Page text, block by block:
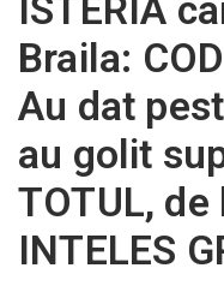
g
l
e
n
–
d
e
b
r
a
i
l
a
r
ISTERIA
Braila:
Au dat
au golit
TOTUL,
INTELES